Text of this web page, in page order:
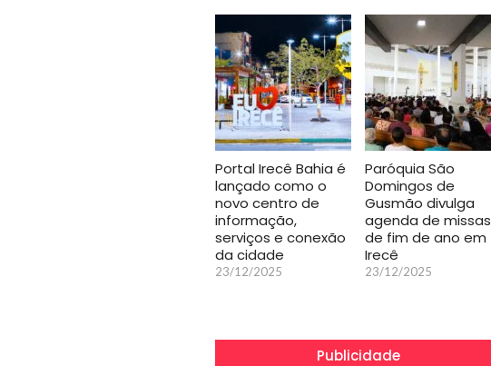
Portal Irecê Bahia é
lançado como o
novo centro de
informação,
serviços e conexão
da cidade
23/12/2025
Paróquia São
Domingos de
Gusmão divulga
agenda de missas
de fim de ano em
Irecê
23/12/2025
Publicidade